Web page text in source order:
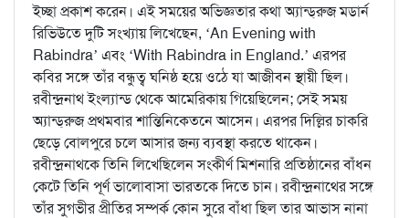
ইচ্ছা প্রকাশ করেন। এই সময়ের অভিজ্ঞতার কথা অ্যান্ড্‌রুজ মডার্ন
রিভিউতে দুটি সংখ্যায় লিখেছেন, ‘An Evening with
Rabindra’ এবং ‘With Rabindra in England.’ এরপর
কবির সঙ্গে তাঁর বন্ধুত্ব ঘনিষ্ঠ হয়ে ওঠে যা আজীবন স্থায়ী ছিল।
রবীন্দ্রনাথ ইংল্যান্ড থেকে আমেরিকায় গিয়েছিলেন; সেই সময়
অ্যান্ড্‌রুজ প্রথমবার শান্তিনিকেতনে আসেন। এরপর দিল্লির চাকরি
ছেড়ে বোলপুরে চলে আসার জন্য ব্যবস্থা করতে থাকেন।
রবীন্দ্রনাথকে তিনি লিখেছিলেন সংকীর্ণ মিশনারি প্রতিষ্ঠানের বাঁধন
কেটে তিনি পূর্ণ ভালোবাসা ভারতকে দিতে চান। রবীন্দ্রনাথের সঙ্গে
তাঁর সুগভীর প্রীতির সম্পর্ক কোন সুরে বাঁধা ছিল তার আভাস নানা